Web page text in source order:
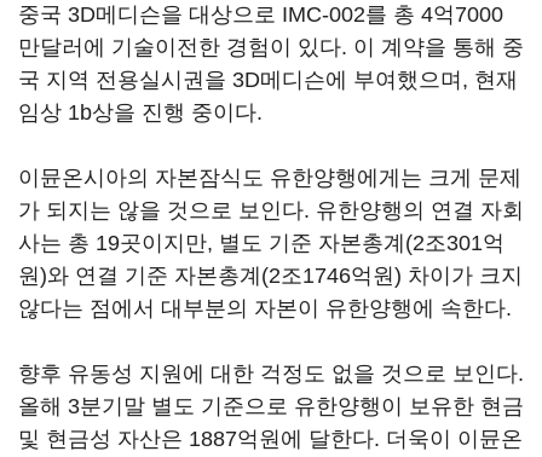
중국 3D메디슨을 대상으로 IMC-002를 총 4억7000
만달러에 기술이전한 경험이 있다. 이 계약을 통해 중
국 지역 전용실시권을 3D메디슨에 부여했으며, 현재
임상 1b상을 진행 중이다.
이뮨온시아의 자본잠식도 유한양행에게는 크게 문제
가 되지는 않을 것으로 보인다. 유한양행의 연결 자회
사는 총 19곳이지만, 별도 기준 자본총계(2조301억
원)와 연결 기준 자본총계(2조1746억원) 차이가 크지
않다는 점에서 대부분의 자본이 유한양행에 속한다.
향후 유동성 지원에 대한 걱정도 없을 것으로 보인다.
올해 3분기말 별도 기준으로 유한양행이 보유한 현금
및 현금성 자산은 1887억원에 달한다. 더욱이 이뮨온